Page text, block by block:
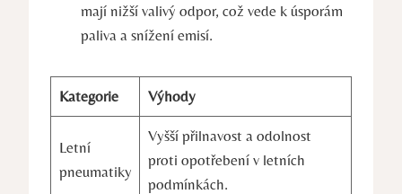
mají nižší valivý odpor, což vede k úsporám
paliva a snížení emisí.
Kategorie Výhody
Letní
pneumatiky
Vyšší přilnavost a odolnost
proti opotřebení v letních
podmínkách.